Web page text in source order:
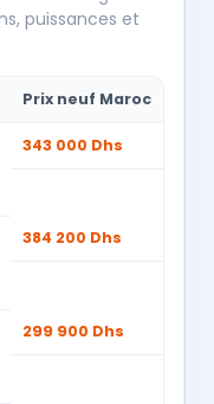
puissances et
Prix neuf Maroc
343 000 Dhs
384 200 Dhs
299 900 Dhs